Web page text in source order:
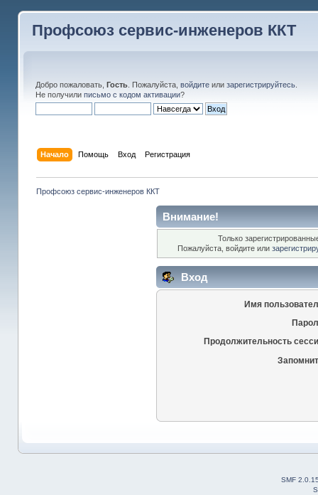
Профсоюз сервис-инженеров ККТ
Добро пожаловать, Гость. Пожалуйста, войдитеили зарегистрируйтесь.
Не получили письмо с кодом активации?
Начало Помощь Вход Регистрация
Профсоюз сервис-инженеров ККТ
Внимание!
Только
Пожалуйста, войдите или
Вход
Имя
Продолжительность
SMF